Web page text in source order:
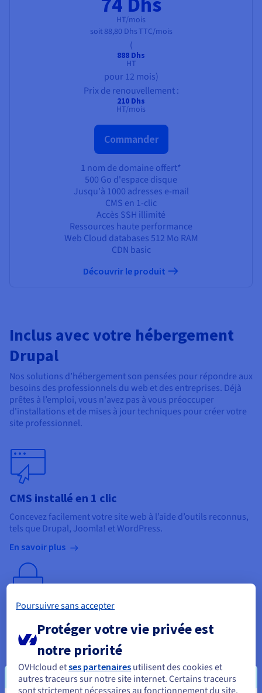
HT/mois
soit 88,80 DhsTTC/mois
(
888 Dhs
HT
pour 12 mois)
Prix de renouvellement :
210 Dhs
HT/mois
Commander
1 nom de domaine offert*
500 Go d'espace disque
Jusqu'à 1000 adresses e-mail
CMS en 1-clic
Accès SSH illimité
Ressources haute performance
Web Cloud databases 512 Mo RAM
CDN basic
Découvrir le produit
Inclus avec votre hébergement
Drupal
Nos solutions d’hébergement son pensées pour répondre aux
besoins des professionnels du web et des entreprises. Déjà
prêtes à l’emploi, vous n'avez pas à vous préoccuper
d'installations et de mises à jour techniques pour créer votre
site professionnel.
CMS installé en 1 clic
Concevez facilement votre site web à l’aide d’outils reconnus,
tels que Drupal, Joomla! et WordPress.
En savoir plus
Certificat SSL Let’s Encrypt
Pour plus de sécurité et un meilleur référencement, ce
certificat SSL est inclus avec l’ensemble de nos hébergements.
En savoir plus
Poursuivre sans accepter
Protéger votre vie privée est
notre priorité
OVHcloud etses partenaires utilisent des cookies et
autres traceurs sur notre site internet. Certains traceurs